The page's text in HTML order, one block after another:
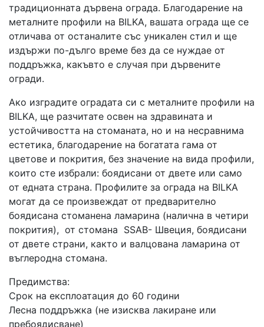
традиционната дървена ограда. Благодарение на
металните профили на BILKA, вашата ограда ще се
отличава от останалите със уникален стил и ще
издържи по-дълго време без да се нуждае от
поддръжка, какъвто е случая при дървените
огради.
Ако изградите оградата си с металните профили на
BILKA, ще разчитате освен на здравината и
устойчивостта на стоманата, но и на несравнима
естетика, благодарение на богатата гама от
цветове и покрития, без значение на вида профили,
които сте избрали: боядисани от двете или само
от едната страна. Профилите за ограда на BILKA
могат да се произвеждат от предварително
боядисана стоманена ламарина (налична в четири
покрития), от стомана SSAB- Швеция, боядисани
от двете страни, както и валцована ламарина от
въглеродна стомана.
Предимства:
Срок на експлоатация до 60 години
Лесна поддръжка (не изисква лакиране или
пребоядисване)